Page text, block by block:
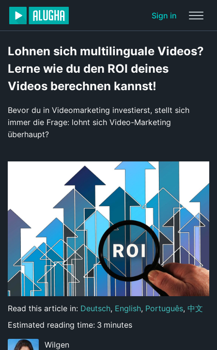
Sign in
Lohnen sich multilinguale Videos?
Lerne wie du den ROI deines
Videos berechnen kannst!
Bevor du in Videomarketing investierst, stellt sich
immer die Frage: lohnt sich Video-Marketing
überhaupt?
Read this article in: Deutsch, English, Português, 中文
Estimated reading time: 3 minutes
Wilgen